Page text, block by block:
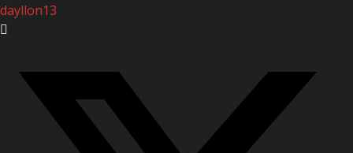
dayllon13